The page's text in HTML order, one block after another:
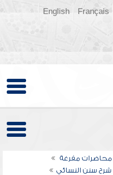
Français
English
محاضرات مفرغة
سنن النسائي